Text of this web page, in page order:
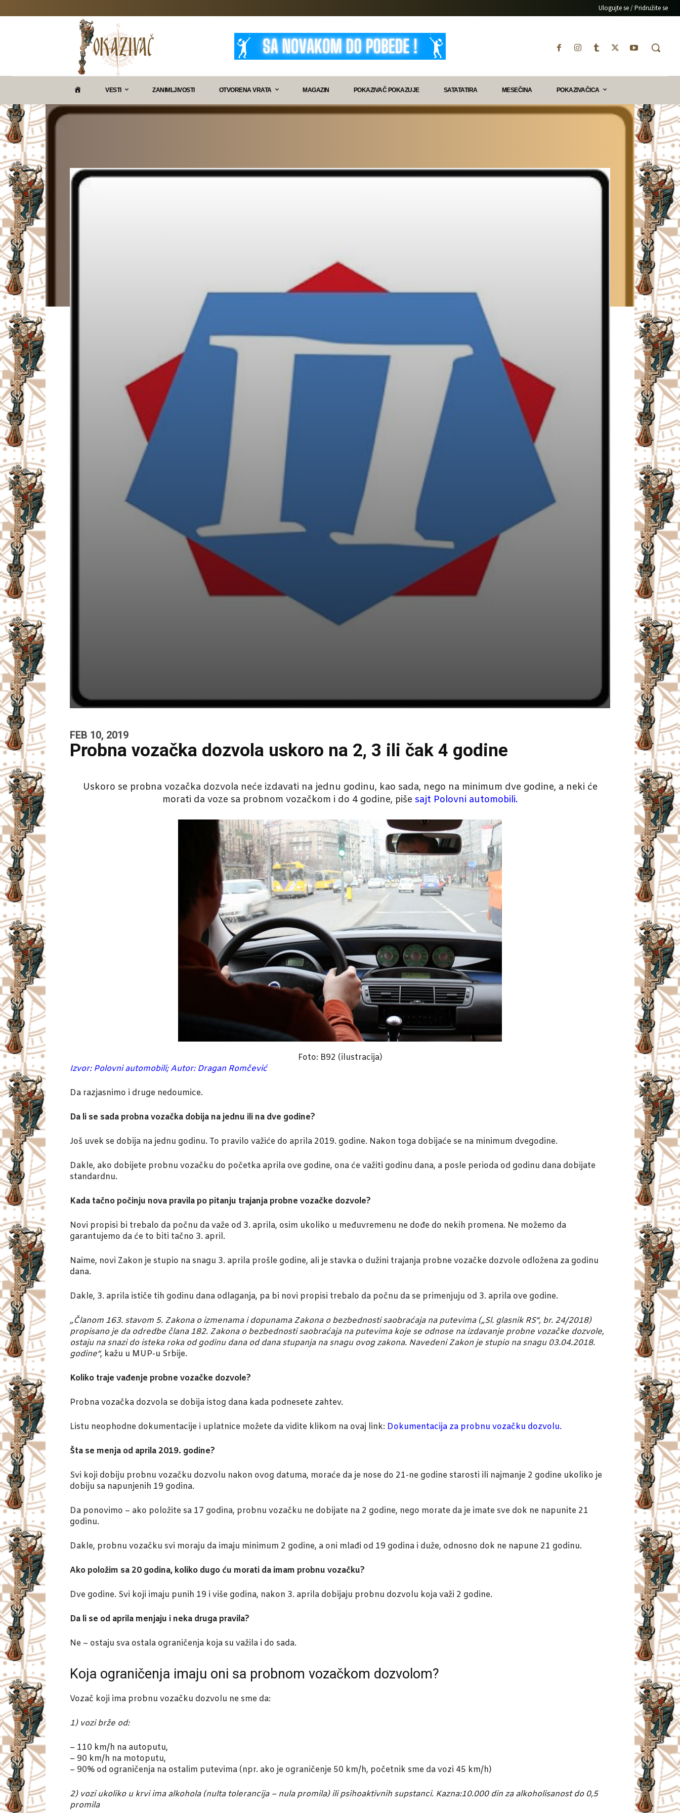
Ulogujte se / Pridružite se
A
VESTI ZANIMLJIVOSTI OTVORENA VRATA MAGAZIN POKAZIVAČ POKAZUJE SATATATIRA MESEČINA POKAZIVAČICA
FEB 10, 2019
Probna vozačka dozvola uskoro na 2, 3 ili čak 4 godine
Uskoro se probna vozačka dozvola neće izdavati na jednu godinu, kao sada, nego na minimum dve godine, a neki će
morati da voze sa probnom vozačkom i do 4 godine, piše sajt Polovni automobili.
Foto: B92 (ilustracija)
Izvor: Polovni automobili; Autor: Dragan Romčević
Da razjasnimo i druge nedoumice.
Da li se sada probna vozačka dobija na jednu ili na dve godine?
Još uvek se dobija na jednu godinu. To pravilo važiće do aprila 2019. godine. Nakon toga dobijaće se na minimum dvegodine.
Dakle, ako dobijete probnu vozačku do početka aprila ove godine, ona će važiti godinu dana, a posle perioda od godinu dana dobijate
standardnu.
Kada tačno počinju nova pravila po pitanju trajanja probne vozačke dozvole?
Novi propisi bi trebalo da počnu da važe od 3. aprila, osim ukoliko u međuvremenu ne dođe do nekih promena. Ne možemo da
garantujemo da će to biti tačno 3. april.
Naime, novi Zakon je stupio na snagu 3. aprila prošle godine, ali je stavka o dužini trajanja probne vozačke dozvole odložena za godinu
dana.
Dakle, 3. aprila ističe tih godinu dana odlaganja, pa bi novi propisi trebalo da počnu da se primenjuju od 3. aprila ove godine.
„Članom 163. stavom 5. Zakona o izmenama i dopunama Zakona o bezbednosti saobraćaja na putevima („Sl. glasnik RS“, br. 24/2018)
propisano je da odredbe člana 182. Zakona o bezbednosti saobraćaja na putevima koje se odnose na izdavanje probne vozačke dozvole,
ostaju na snazi do isteka roka od godinu dana od dana stupanja na snagu ovog zakona. Navedeni Zakon je stupio na snagu 03.04.2018.
godine“, kažu u MUP-u Srbije.
Koliko traje vađenje probne vozačke dozvole?
Probna vozačka dozvola se dobija istog dana kada podnesete zahtev.
Listu neophodne dokumentacije i uplatnice možete da vidite klikom na ovaj link: Dokumentacija za probnu vozačku dozvolu.
Šta se menja od aprila 2019. godine?
Svi koji dobiju probnu vozačku dozvolu nakon ovog datuma, moraće da je nose do 21-ne godine starosti ili najmanje 2 godine ukoliko je
dobiju sa napunjenih 19 godina.
Da ponovimo – ako položite sa 17 godina, probnu vozačku ne dobijate na 2 godine, nego morate da je imate sve dok ne napunite 21
godinu.
Dakle, probnu vozačku svi moraju da imaju minimum 2 godine, a oni mlađi od 19 godina i duže, odnosno dok ne napune 21 godinu.
Ako položim sa 20 godina, koliko dugo ću morati da imam probnu vozačku?
Dve godine. Svi koji imaju punih 19 i više godina, nakon 3. aprila dobijaju probnu dozvolu koja važi 2 godine.
Da li se od aprila menjaju i neka druga pravila?
Ne – ostaju sva ostala ograničenja koja su važila i do sada.
Koja ograničenja imaju oni sa probnom vozačkom dozvolom?
Vozač koji ima probnu vozačku dozvolu ne sme da:
1) vozi brže od:
– 110 km/h na autoputu,
– 90 km/h na motoputu,
– 90% od ograničenja na ostalim putevima (npr. ako je ograničenje 50 km/h, početnik sme da vozi 45 km/h)
2) vozi ukoliko u krvi ima alkohola (nulta tolerancija – nula promila) ili psihoaktivnih supstanci. Kazna:10.000 din za alkoholisanost do 0,5
promila